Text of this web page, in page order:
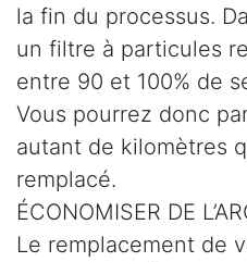
la fin du processus.
un filtre à particules
entre 90 et 100% de
Vous pourrez donc
autant de kilomètres
remplacé.
ÉCONOMISER DE
Le remplacement de